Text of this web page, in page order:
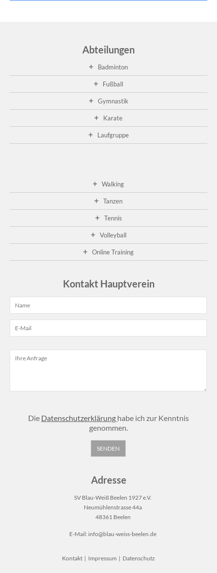
Abteilungen
Badminton
Fußball
Gymnastik
Karate
Laufgruppe
Walking
Tanzen
Tennis
Volleyball
Online Training
Kontakt Hauptverein
Die Datenschutzerklärung habe ich zur Kenntnis
genommen.
Adresse
SV Blau-Weiß Beelen 1927 e.V.
Neumühlenstrasse 44a
48361 Beelen
E-Mail: info@blau-weiss-beelen.de
Kontakt | Impressum | Datenschutz